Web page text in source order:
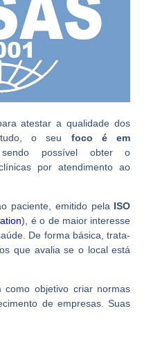
atestar a qualidade dos
o seu foco é em
possível obter o
por atendimento ao
paciente, emitido pela ISO
), é o de maior interesse
De forma básica, trata-
que avalia se o local está
objetivo criar normas
de empresas. Suas